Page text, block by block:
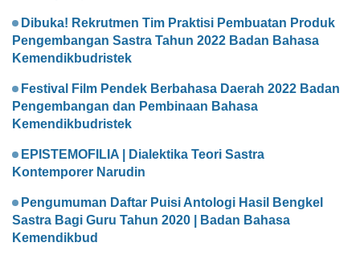
Dibuka! Rekrutmen Tim Praktisi Pembuatan Produk
Pengembangan Sastra Tahun 2022 Badan Bahasa
Kemendikbudristek
Festival Film Pendek Berbahasa Daerah 2022 Badan
Pengembangan dan Pembinaan Bahasa
Kemendikbudristek
EPISTEMOFILIA | Dialektika Teori Sastra
Kontemporer Narudin
Pengumuman Daftar Puisi Antologi Hasil Bengkel
Sastra Bagi Guru Tahun 2020 | Badan Bahasa
Kemendikbud